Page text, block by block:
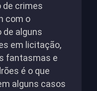
de crimes
com o
alguns
em licitação,
fantasmas e
é o que
alguns casos